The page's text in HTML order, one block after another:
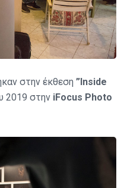
στην έκθεση”Inside
2019 στην iFocus Photo